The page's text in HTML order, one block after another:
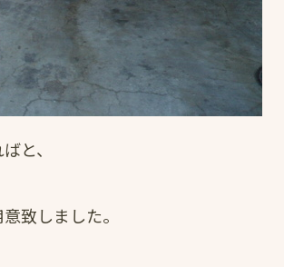
と、
致しました。